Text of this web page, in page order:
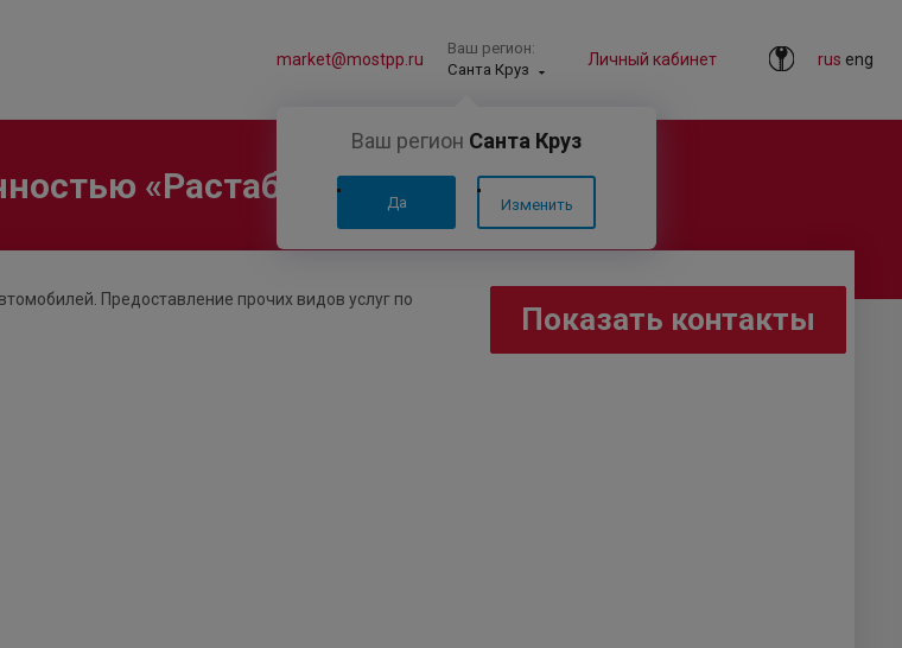
rus eng
Личный кабинет
Ваш регион:
Санта Круз
Ваш регион Санта Круз
Да Изменить
market@mostpp.ru
«Растабан»
Показать контакты
Предоставление прочих видов услуг по